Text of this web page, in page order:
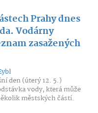
Prahy dnes
Vodárny
zasažených
den (úterý 12. 5.)
vody, která může
městských částí.